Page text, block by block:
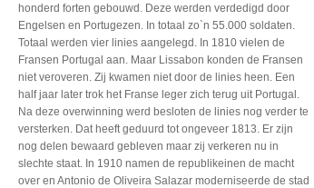
honderd forten gebouwd. Deze werden verdedigd door
Engelsen en Portugezen. In totaal zo`n 55.000 soldaten.
Totaal werden vier linies aangelegd. In 1810 vielen de
Fransen Portugal aan. Maar Lissabon konden de Fransen
niet veroveren. Zij kwamen niet door de linies heen. Een
half jaar later trok het Franse leger zich terug uit Portugal.
Na deze overwinning werd besloten de linies nog verder te
versterken. Dat heeft geduurd tot ongeveer 1813. Er zijn
nog delen bewaard gebleven maar zij verkeren nu in
slechte staat. In 1910 namen de republikeinen de macht
over en Antonio de Oliveira Salazar moderniseerde de stad